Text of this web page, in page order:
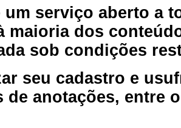
um serviço aberto a
maioria dos
sob condições
seu cadastro e
de anotações, entre